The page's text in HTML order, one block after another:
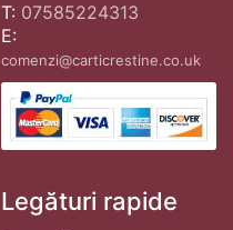
T: 07585224313
E:
comenzi@carticrestine.co.uk
Legături rapide